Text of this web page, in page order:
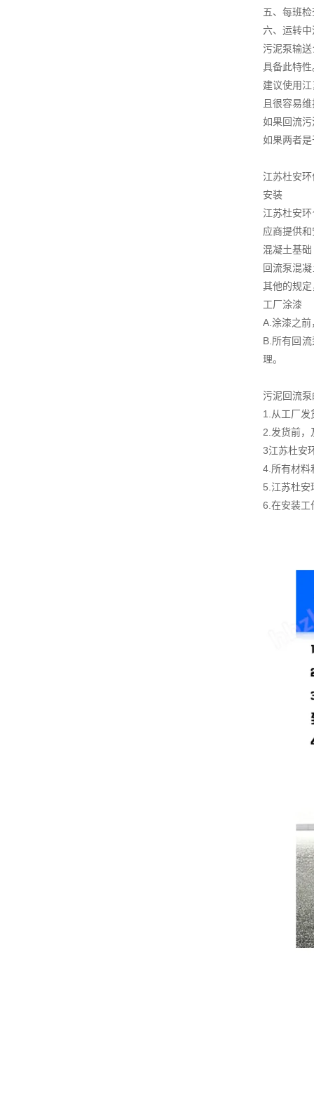
五、每班
六、运转
污泥泵输
具备此特性
建议使用
且很容易
如果回流
如果两者
江苏杜安
安装
江苏杜安
应商提供
混凝土基础
回流泵混
其他的规
工厂涂漆
A.涂漆之
B.所有回
理。
污泥回流
1.从工厂发
2.发货前，
3江苏杜安
4.所有材料
5.江苏杜安
6.在安装工